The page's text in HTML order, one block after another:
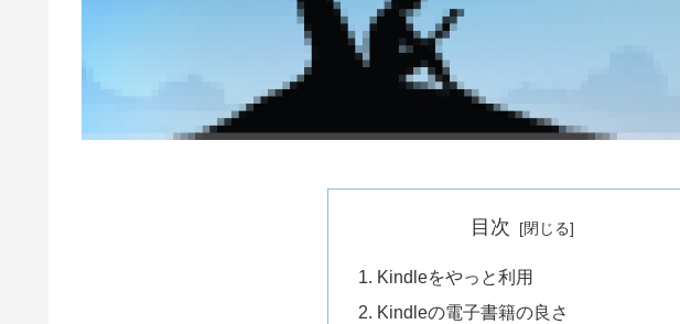
目次
Kindleをやっと利用
Kindleの電子書籍の良さ